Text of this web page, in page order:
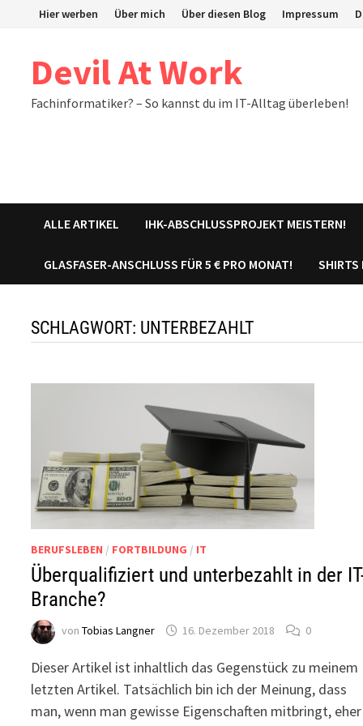
Hier werben Über mich Über diesen Blog Impressum
Devil At Work
Fachinformatiker? – So kannst du im IT-Alltag überleben!
ALLE ARTIKEL IHK-ABSCHLUSSPROJEKT MEISTERN!
GLASFASER-ANSCHLUSS FÜR 5 € PRO MONAT! SHIRTS
SCHLAGWORT: UNTERBEZAHLT
BERUFSLEBEN / FORTBILDUNG / IT
Überqualifiziert und unterbezahlt in der
Branche?
vonTobias Langner 16. Dezember 2018 0
Dieser Artikel ist inhaltlich das Gegenstück zu meinem
letzten Artikel. Tatsächlich bin ich der Meinung, dass
man, wenn man gewisse Eigenschaften mitbringt, eher